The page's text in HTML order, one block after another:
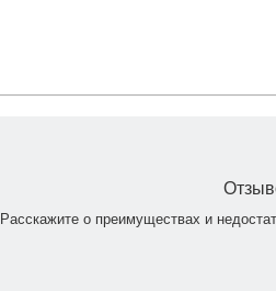
Расскажите о преимуществах и